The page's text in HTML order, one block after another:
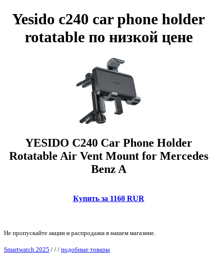
Yesido c240 car phone holder
rotatable по низкой цене
YESIDO C240 Car Phone Holder
Rotatable Air Vent Mount for Mercedes
Benz A
Купить за 1160 RUR
Не пропускайте акции и распродажи в нашем магазине.
Smartwatch 2025 / / / подобные товары